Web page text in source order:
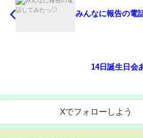
みんなに報告の電
14日誕生日
Xでフォローしよう